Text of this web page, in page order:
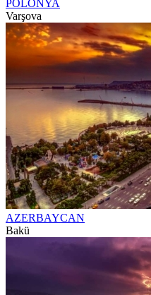
POLONYA
Varşova
AZERBAYCAN
Bakü